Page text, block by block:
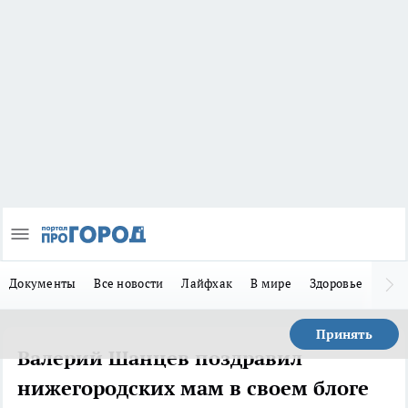
Документы Все новости Лайфхак В мире Здоровье
Принять
Валерий Шанцев поздравил
нижегородских мам в своем блоге